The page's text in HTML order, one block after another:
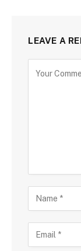
LEAVE A